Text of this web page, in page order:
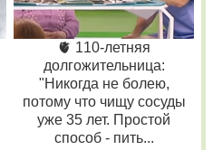
🫀 110-летняя
долгожительница:
"Никогда не болею,
потому что чищу сосуды
уже 35 лет. Простой
способ - пить...